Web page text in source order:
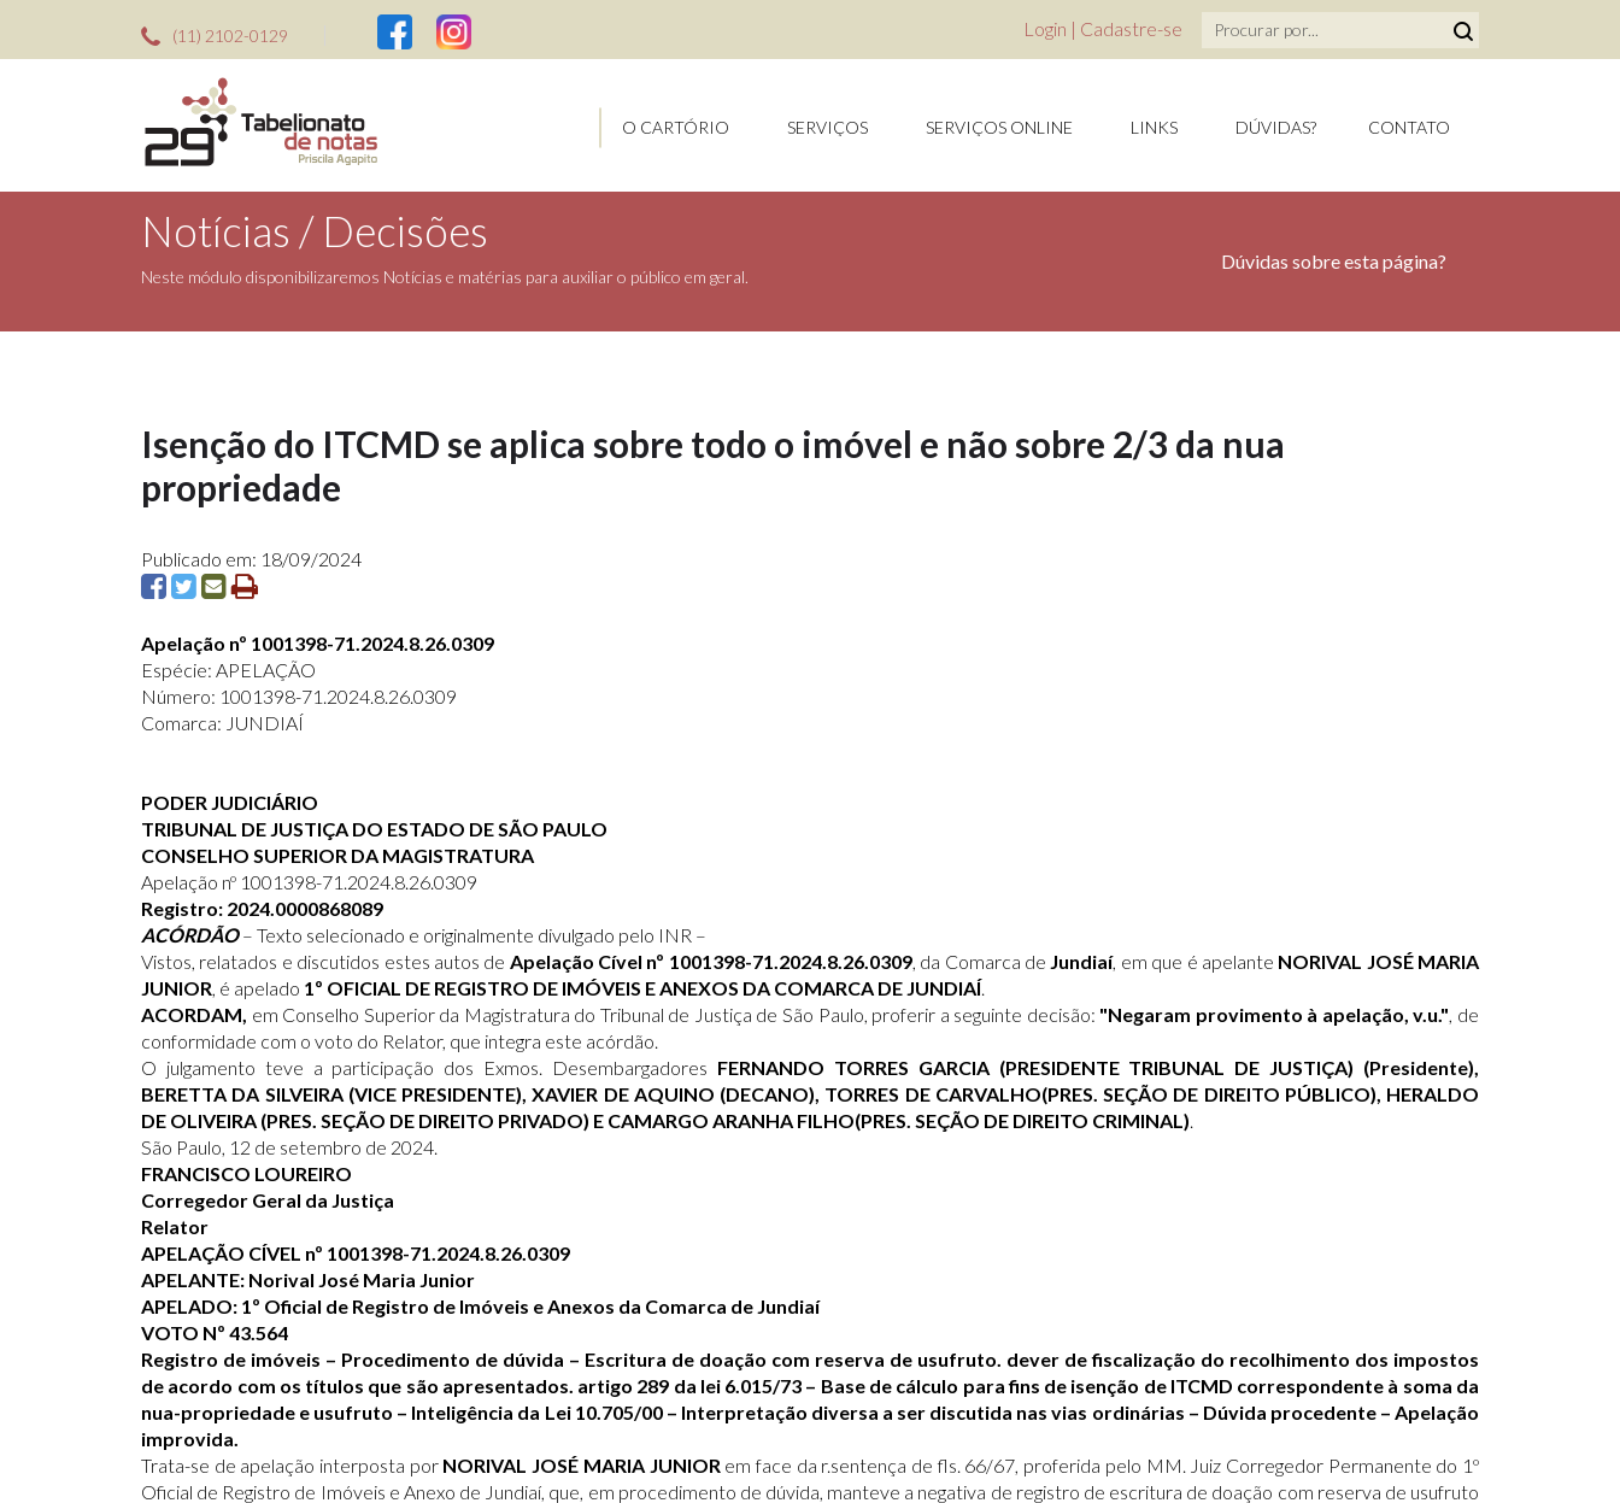
(11) 2102-0129 Login | Cadastre-se
O CARTÓRIO SERVIÇOS SERVIÇOS ONLINE LINKS DÚVIDAS? CONTATO
Notícias / Decisões
Neste módulo disponibilizaremos Notícias e matérias para auxiliar o público em geral.
Dúvidas sobre esta página?
Isenção do ITCMD se aplica sobre todo o imóvel e não sobre 2/3 da nua
propriedade
Publicado em: 18/09/2024
Apelação nº 1001398-71.2024.8.26.0309
Espécie: APELAÇÃO
Número: 1001398-71.2024.8.26.0309
Comarca: JUNDIAÍ
PODER JUDICIÁRIO
TRIBUNAL DE JUSTIÇA DO ESTADO DE SÃO PAULO
CONSELHO SUPERIOR DA MAGISTRATURA
Apelação nº 1001398-71.2024.8.26.0309
Registro: 2024.0000868089
ACÓRDÃO– Texto selecionado e originalmente divulgado pelo INR –
Vistos, relatados e discutidos estes autos de Apelação Cível nº 1001398-71.2024.8.26.0309, da Comarca de Jundiaí, em que é apelante NORIVAL JOSÉ MARIA
JUNIOR, é apelado 1º OFICIAL DE REGISTRO DE IMÓVEIS E ANEXOS DA COMARCA DE JUNDIAÍ.
ACORDAM, em Conselho Superior da Magistratura do Tribunal de Justiça de São Paulo, proferir a seguinte decisão: "Negaram provimento à apelação, v.u.", de
conformidade com o voto do Relator, que integra este acórdão.
O julgamento teve a participação dos Exmos. Desembargadores FERNANDO TORRES GARCIA (PRESIDENTE TRIBUNAL DE JUSTIÇA) (Presidente),
BERETTA DA SILVEIRA (VICE PRESIDENTE), XAVIER DE AQUINO (DECANO), TORRES DE CARVALHO(PRES. SEÇÃO DE DIREITO PÚBLICO), HERALDO
DE OLIVEIRA (PRES. SEÇÃO DE DIREITO PRIVADO) E CAMARGO ARANHA FILHO(PRES. SEÇÃO DE DIREITO CRIMINAL).
São Paulo, 12 de setembro de 2024.
FRANCISCO LOUREIRO
Corregedor Geral da Justiça
Relator
APELAÇÃO CÍVEL nº 1001398-71.2024.8.26.0309
APELANTE: Norival José Maria Junior
APELADO: 1º Oficial de Registro de Imóveis e Anexos da Comarca de Jundiaí
VOTO Nº 43.564
Registro de imóveis – Procedimento de dúvida – Escritura de doação com reserva de usufruto. dever de fiscalização do recolhimento dos impostos
de acordo com os títulos que são apresentados. artigo 289 da lei 6.015/73 – Base de cálculo para fins de isenção de ITCMD correspondente à soma da
nua-propriedade e usufruto – Inteligência da Lei 10.705/00 – Interpretação diversa a ser discutida nas vias ordinárias – Dúvida procedente – Apelação
improvida.
Trata-se de apelação interposta por NORIVAL JOSÉ MARIA JUNIOR em face da r.sentença de fls. 66/67, proferida pelo MM. Juiz Corregedor Permanente do 1º
Oficial de Registro de Imóveis e Anexo de Jundiaí, que, em procedimento de dúvida, manteve a negativa de registro de escritura de doação com reserva de usufruto